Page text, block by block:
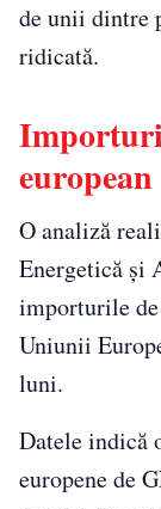
de unii dintre
ridicată.
european
O analiză
Energetică și
importurile
Uniunii
luni.
Datele indică
europene de